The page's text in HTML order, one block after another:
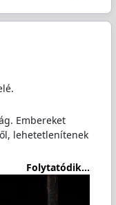
Embereket
lehetetlenítenek
Folytatódik...